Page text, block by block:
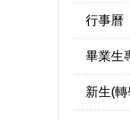
行事曆
畢業生
新生(